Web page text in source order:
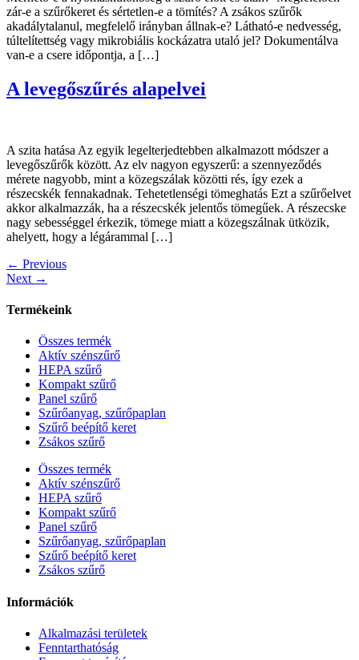
zár-e a szűrőkeret és sértetlen-e a tömítés? A zsákos szűrők
akadálytalanul, megfelelő irányban állnak-e? Látható-e nedvesség,
túltelítettség vagy mikrobiális kockázatra utaló jel? Dokumentálva
van-e a csere időpontja, a […]
A levegőszűrés alapelvei
A szita hatása Az egyik legelterjedtebben alkalmazott módszer a
levegőszűrők között. Az elv nagyon egyszerű: a szennyeződés
mérete nagyobb, mint a közegszálak közötti rés, így ezek a
részecskék fennakadnak. Tehetetlenségi tömeghatás Ezt a szűrőelvet
akkor alkalmazzák, ha a részecskék jelentős tömegűek. A részecske
nagy sebességgel érkezik, tömege miatt a közegszálnak ütközik,
ahelyett, hogy a légárammal […]
← Previous
Next →
Termékeink
Összes termék
Aktív szénszűrő
HEPA szűrő
Kompakt szűrő
Panel szűrő
Szűrőanyag, szűrőpaplan
Szűrő beépítő keret
Zsákos szűrő
Összes termék
Aktív szénszűrő
HEPA szűrő
Kompakt szűrő
Panel szűrő
Szűrőanyag, szűrőpaplan
Szűrő beépítő keret
Zsákos szűrő
Információk
Alkalmazási területek
Fenntarthatóság